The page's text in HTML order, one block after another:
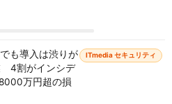
も導入は渋りが
4割がインシデ
万円超の損
ITmedia セキュリティ